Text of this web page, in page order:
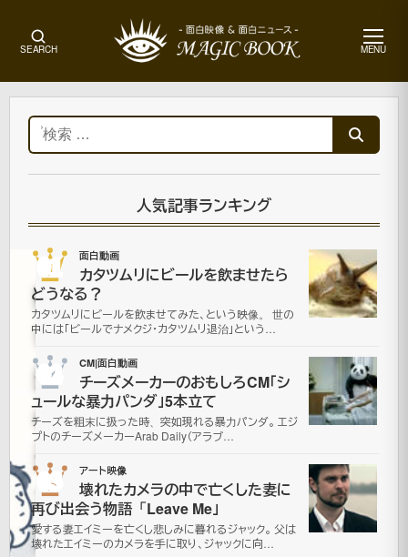
SEARCH MENU
メ
ュ
ー
ー
痛
い
船
の
進
水
式
検
索:
人気記事ランキング
01 面白動画
カタツムリにビールを飲ませたら
どうなる？
カタツムリにビールを飲ませてみた、という映像。 世の
中には「ビールでナメクジ・カタツムリ退治」という…
02 CM|面白動画
チーズメーカーのおもしろCM「シ
ュールな暴力パンダ」5本立て
チーズを粗末に扱った時、突如現れる暴力パンダ。 エジ
プトのチーズメーカーArab Daily（アラブ…
03 アート映像
壊れたカメラの中で亡くした妻に
再び出会う物語「Leave Me」
愛する妻エイミーを亡くし悲しみに暮れるジャック。 父は
壊れたエイミーのカメラを手に取り、ジャックに向…